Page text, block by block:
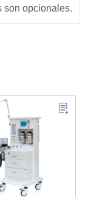
son opcionales.